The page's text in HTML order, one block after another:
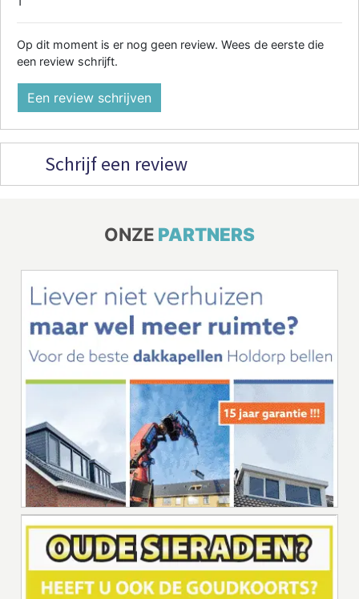
Op dit moment is er nog geen review. Wees de eerste die
een review schrijft.
Een review schrijven
Schrijf een review
ONZE PARTNERS